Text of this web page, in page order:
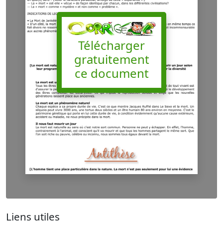
Télécharger
gratuitement
ce document
Liens utiles